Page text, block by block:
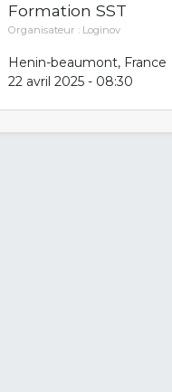
Formation SST
Organisateur : Loginov
Henin-beaumont, France
22 avril 2025 - 08:30